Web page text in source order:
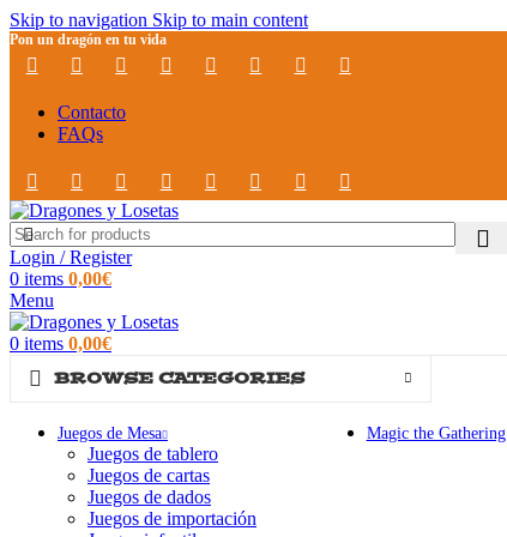
Skip to navigation Skip to main content
Pon un dragón en tu vida
Contacto
FAQs
Login / Register
0 items 0,00€
Menu
0 items 0,00€
BROWSE CATEGORIES
Juegos de Mesa
Juegos de tablero
Juegos de cartas
Juegos de dados
Juegos de importación
Magic the Gathering